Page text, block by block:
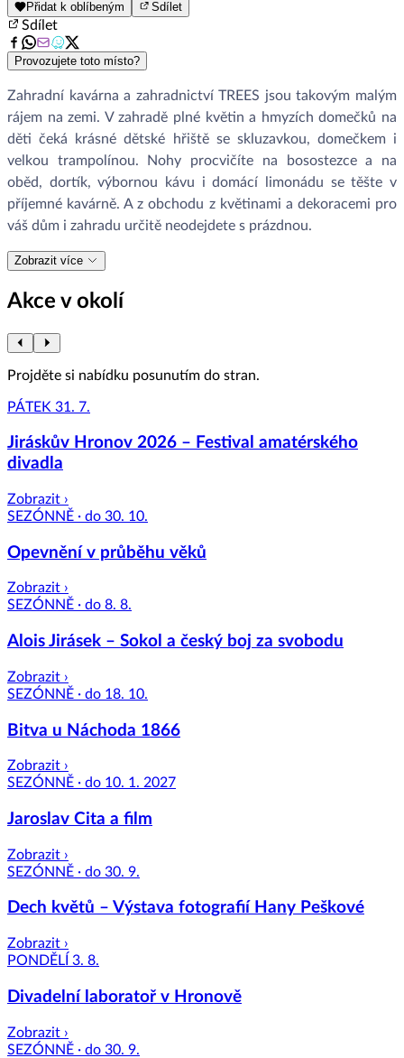
Přidat k oblíbeným Sdílet
Sdílet
Provozujete toto místo?
Zahradní kavárna a zahradnictví TREES jsou takovým malým
rájem na zemi. V zahradě plné květin a hmyzích domečků na
děti čeká krásné dětské hřiště se skluzavkou, domečkem i
velkou trampolínou. Nohy procvičíte na bosostezce a na
oběd, dortík, výbornou kávu i domácí limonádu se těšte v
příjemné kavárně. A z obchodu z květinami a dekoracemi pro
váš dům i zahradu určitě neodejdete s prázdnou.
Zobrazit více
Akce v okolí
Projděte si nabídku posunutím do stran.
PÁTEK 31. 7.
Jiráskův Hronov 2026 – Festival amatérského
divadla
Zobrazit ›
SEZÓNNĚ · do 30. 10.
Opevnění v průběhu věků
Zobrazit ›
SEZÓNNĚ · do 8. 8.
Alois Jirásek – Sokol a český boj za svobodu
Zobrazit ›
SEZÓNNĚ · do 18. 10.
Bitva u Náchoda 1866
Zobrazit ›
SEZÓNNĚ · do 10. 1. 2027
Jaroslav Cita a film
Zobrazit ›
SEZÓNNĚ · do 30. 9.
Dech květů – Výstava fotografií Hany Peškové
Zobrazit ›
PONDĚLÍ 3. 8.
Divadelní laboratoř v Hronově
Zobrazit ›
SEZÓNNĚ · do 30. 9.